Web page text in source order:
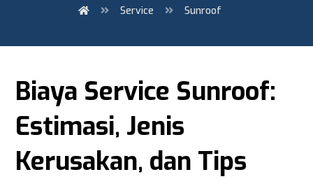
Service Sunroof
Biaya Service Sunroof:
Estimasi, Jenis
Kerusakan, dan Tips